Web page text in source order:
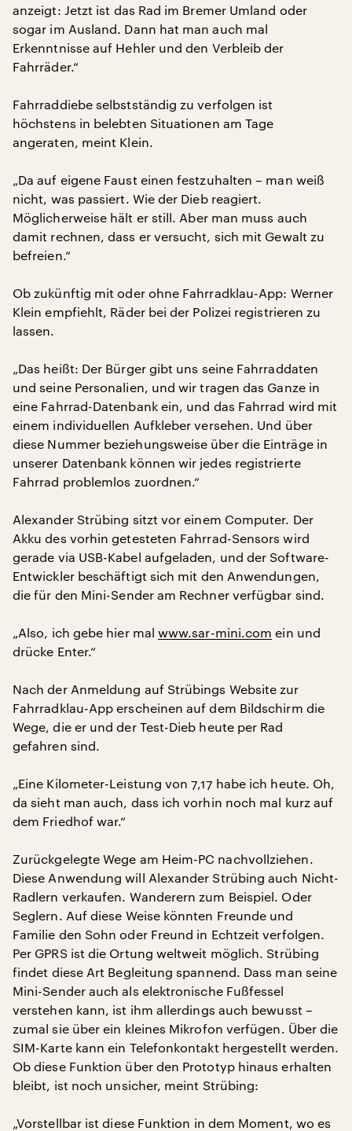
anzeigt: Jetzt ist das Rad im Bremer Umland oder
sogar im Ausland. Dann hat man auch mal
Erkenntnisse auf Hehler und den Verbleib der
Fahrräder.“
Fahrraddiebe selbstständig zu verfolgen ist
höchstens in belebten Situationen am Tage
angeraten, meint Klein.
„Da auf eigene Faust einen festzuhalten – man weiß
nicht, was passiert. Wie der Dieb reagiert.
Möglicherweise hält er still. Aber man muss auch
damit rechnen, dass er versucht, sich mit Gewalt zu
befreien.“
Ob zukünftig mit oder ohne Fahrradklau-App: Werner
Klein empfiehlt, Räder bei der Polizei registrieren zu
lassen.
„Das heißt: Der Bürger gibt uns seine Fahrraddaten
und seine Personalien, und wir tragen das Ganze in
eine Fahrrad-Datenbank ein, und das Fahrrad wird mit
einem individuellen Aufkleber versehen. Und über
diese Nummer beziehungsweise über die Einträge in
unserer Datenbank können wir jedes registrierte
Fahrrad problemlos zuordnen.“
Alexander Strübing sitzt vor einem Computer. Der
Akku des vorhin getesteten Fahrrad-Sensors wird
gerade via USB-Kabel aufgeladen, und der Software-
Entwickler beschäftigt sich mit den Anwendungen,
die für den Mini-Sender am Rechner verfügbar sind.
„Also, ich gebe hier malwww.sar-mini.com ein und
drücke Enter.“
Nach der Anmeldung auf Strübings Website zur
Fahrradklau-App erscheinen auf dem Bildschirm die
Wege, die er und der Test-Dieb heute per Rad
gefahren sind.
„Eine Kilometer-Leistung von 7,17 habe ich heute. Oh,
da sieht man auch, dass ich vorhin noch mal kurz auf
dem Friedhof war.“
Zurückgelegte Wege am Heim-PC nachvollziehen.
Diese Anwendung will Alexander Strübing auch Nicht-
Radlern verkaufen. Wanderern zum Beispiel. Oder
Seglern. Auf diese Weise könnten Freunde und
Familie den Sohn oder Freund in Echtzeit verfolgen.
Per GPRS ist die Ortung weltweit möglich. Strübing
findet diese Art Begleitung spannend. Dass man seine
Mini-Sender auch als elektronische Fußfessel
verstehen kann, ist ihm allerdings auch bewusst –
zumal sie über ein kleines Mikrofon verfügen. Über die
SIM-Karte kann ein Telefonkontakt hergestellt werden.
Ob diese Funktion über den Prototyp hinaus erhalten
bleibt, ist noch unsicher, meint Strübing:
„Vorstellbar ist diese Funktion in dem Moment, wo es